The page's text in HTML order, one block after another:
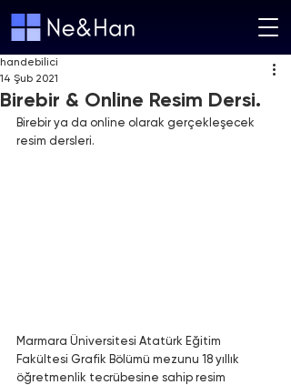
Birebir & Online Resim Dersi.
handebilici
14 Şub 2021
Birebir ya da online olarak gerçekleşecek
resim dersleri.
Marmara Üniversitesi Atatürk Eğitim
Fakültesi Grafik Bölümü mezunu 18 yıllık
öğretmenlik tecrübesine sahip resim